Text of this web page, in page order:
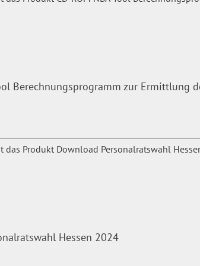
Berechnungsprogramm zur Ermittlung
Hessen 2024